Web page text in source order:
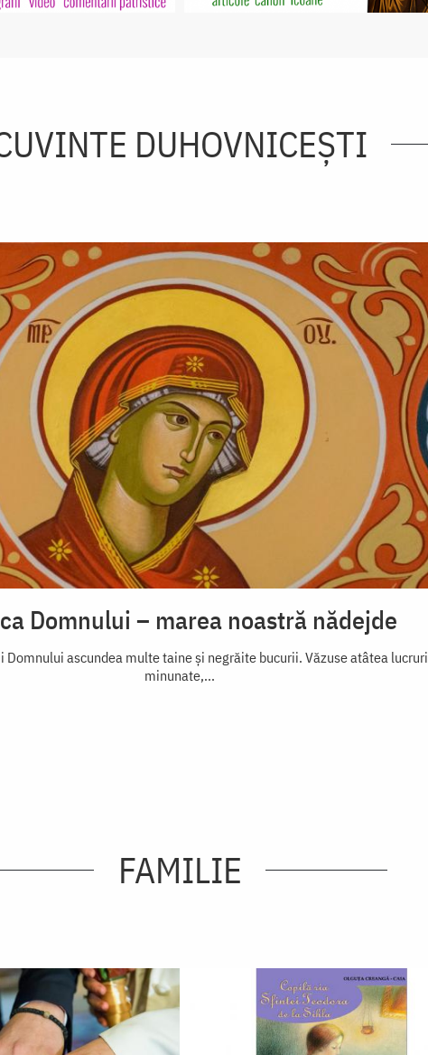
DUHOVNICEȘTI
Domnului – marea noastră nădejde
Domnului ascundea multe taine și negrăite bucurii. Văzuse atâtea lucruri
minunate,...
FAMILIE